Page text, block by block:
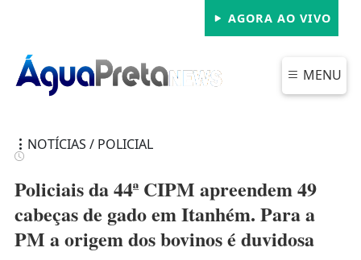
AGORA AO VIVO
MENU
FECHAR
NOTÍCIAS / POLICIAL
Policiais da 44ª CIPM apreendem 49
cabeças de gado em Itanhém. Para a
PM a origem dos bovinos é duvidosa